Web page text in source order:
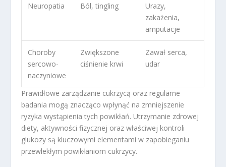
Neuropatia Ból, tingling
Urazy,
zakażenia,
amputacje
Choroby
sercowo-
naczyniowe
Zwiększone
ciśnienie krwi
Zawał serca,
udar
Prawidłowe zarządzanie cukrzycą oraz regularne
badania mogą znacząco wpłynąć na zmniejszenie
ryzyka wystąpienia tych powikłań. Utrzymanie zdrowej
diety, aktywności fizycznej oraz właściwej kontroli
glukozy są kluczowymi elementami w zapobieganiu
przewlekłym powikłaniom cukrzycy.